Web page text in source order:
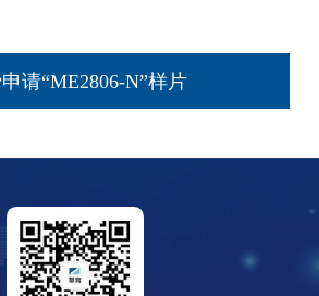
请“ME2806-N”样片